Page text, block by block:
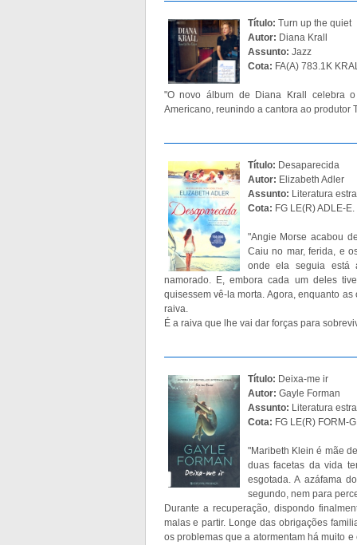
Título: Turn up the quiet
Autor: Diana Krall
Assunto: Jazz
Cota: FA(A) 783.1K
"O novo álbum de Diana Krall celebra
Americano, reunindo a cantora ao produtor
Título: Desaparecida
Autor: Elizabeth Adler
Assunto: Literatura
Cota: FG LE(R) ADLE-E.
"Angie Morse acabou
Caiu no mar, ferida, e
onde ela seguia está
namorado. E, embora cada um deles
quisessem vê-la morta. Agora, enquanto
raiva.
É a raiva que lhe vai dar forças para
Título: Deixa-me ir
Autor: Gayle Forman
Assunto: Literatura
Cota: FG LE(R) FORM-
"Maribeth Klein é mãe
duas facetas da vida
esgotada. A azáfama
segundo, nem para
Durante a recuperação, dispondo
malas e partir. Longe das obrigações
os problemas que a atormentam há muito